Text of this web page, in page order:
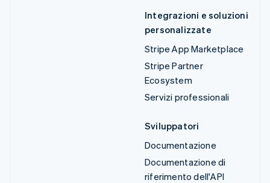
Integrazioni e soluzioni
personalizzate
Stripe App Marketplace
Stripe Partner
Ecosystem
Servizi professionali
Sviluppatori
Documentazione
Documentazione di
riferimento dell'API